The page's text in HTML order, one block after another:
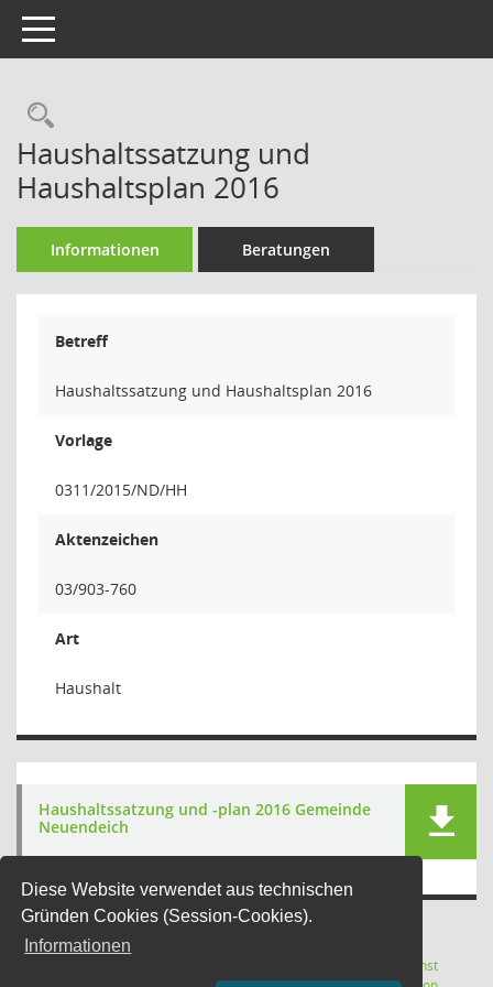
Diese Website verwendet aus technischen
Gründen Cookies (Session-Cookies).
Informationen
Toggle navigation
Rechercheauswahl
Haushaltssatzung und
Haushaltsplan 2016
Informationen Beratungen
Betreff
Haushaltssatzung und Haushaltsplan 2016
Vorlage
0311/2015/ND/HH
Aktenzeichen
03/903-760
Art
Haushalt
Haushaltssatzung und -plan 2016 Gemeinde
Neuendeich
Sitzungsdienst